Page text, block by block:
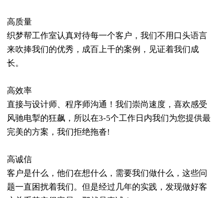
高质量
织梦帮工作室认真对待每一个客户，我们不用口头语言
来吹捧我们的优秀，成百上千的案例，见证着我们成
长。
高效率
直接与设计师、程序师沟通！我们崇尚速度，喜欢感受
风驰电掣的狂飙，所以在3-5个工作日内我们为您提供最
完美的方案，我们拒绝拖沓!
高诚信
客户是什么，他们在想什么，需要我们做什么，这些问
题一直困扰着我们。但是经过几年的实践，发现做好客